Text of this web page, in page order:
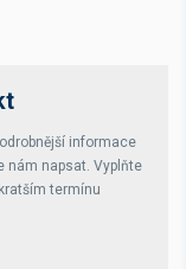
informace
nám napsat. Vyplňte
termínu